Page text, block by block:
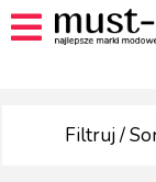
Filtruj /